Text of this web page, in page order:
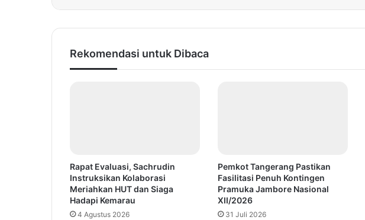
Rekomendasi untuk Dibaca
Rapat Evaluasi, Sachrudin
Instruksikan Kolaborasi
Meriahkan HUT dan Siaga
Hadapi Kemarau
4 Agustus 2026
Pemkot Tangerang Pastikan
Fasilitasi Penuh Kontingen
Pramuka Jambore Nasional
XII/2026
31 Juli 2026